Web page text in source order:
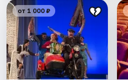
от 1 000 ₽